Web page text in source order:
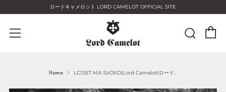
ロードキャメロット LORD CAMELOT OFFICIAL SITE
Menu
Home LC1357 MA SVOXD|Lord Camelot(ロード...